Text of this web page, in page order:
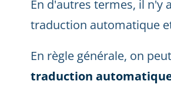
En d'autres termes, il n'y
traduction automatique
En règle générale, on
traduction